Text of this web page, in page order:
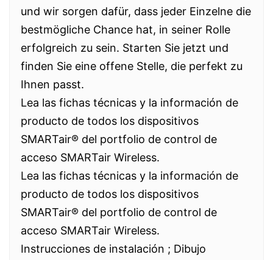
und wir sorgen dafür, dass jeder Einzelne die
bestmögliche Chance hat, in seiner Rolle
erfolgreich zu sein. Starten Sie jetzt und
finden Sie eine offene Stelle, die perfekt zu
Ihnen passt.
Lea las fichas técnicas y la información de
producto de todos los dispositivos
SMARTair® del portfolio de control de
acceso SMARTair Wireless.
Lea las fichas técnicas y la información de
producto de todos los dispositivos
SMARTair® del portfolio de control de
acceso SMARTair Wireless.
Instrucciones de instalación ; Dibujo